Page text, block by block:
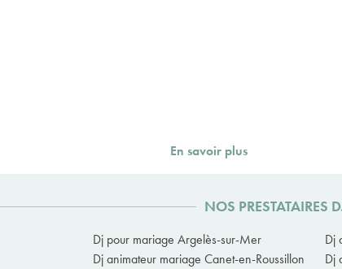
En savoir plus
NOS PRESTATAIRES
Dj pour mariage Argelès-sur-Mer Dj
Dj animateur mariage Canet-en-Roussillon
Dj